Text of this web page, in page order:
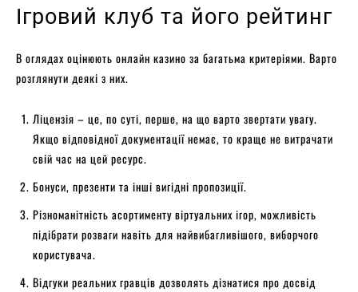
Ігровий клуб та його рейтинг
В оглядах оцінюють онлайн казино за багатьма критеріями. Варто
розглянути деякі з них.
Ліцензія – це, по суті, перше, на що варто звертати увагу.
Якщо відповідної документації немає, то краще не витрачати
свій час на цей ресурс.
Бонуси, презенти та інші вигідні пропозиції.
Різноманітність асортименту віртуальних ігор, можливість
підібрати розваги навіть для найвибагливішого, виборчого
користувача.
Відгуки реальних гравців дозволять дізнатися про досвід